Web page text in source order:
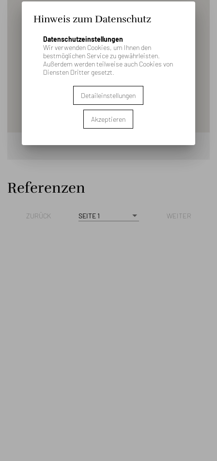
Referenzen
ZURÜCK SEITE 1 WEITER
Hinweis zum Datenschutz
Datenschutzeinstellungen
Wir verwenden Cookies, um Ihnen den
bestmöglichen Service zu gewährleisten.
Außerdem werden teilweise auch Cookies von
Diensten Dritter gesetzt.
Detaileinstellungen
Akzeptieren